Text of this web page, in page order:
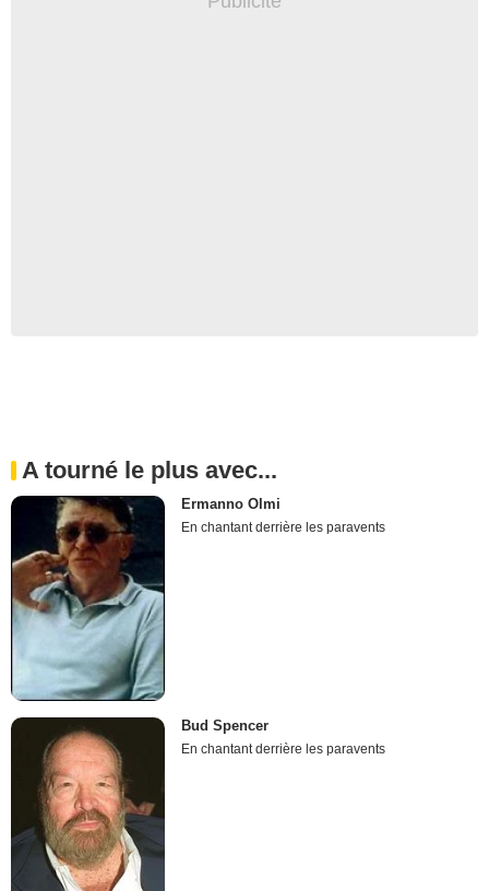
A tourné le plus avec...
Ermanno Olmi
En chantant derrière les paravents
Bud Spencer
En chantant derrière les paravents